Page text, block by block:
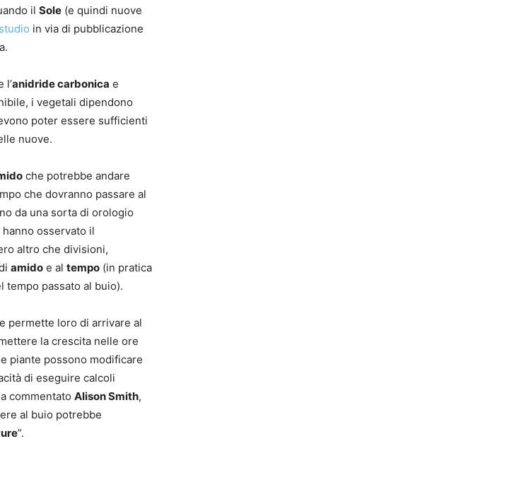
il Sole (e quindi nuove
studio in via di pubblicazione
l’anidride carbonica e
i vegetali dipendono
poter essere sufficienti
nuove.
che potrebbe andare
che dovranno passare al
da una sorta di orologio
osservato il
altro che divisioni,
amido e al tempo (in pratica
tempo passato al buio).
permette loro di arrivare al
la crescita nelle ore
piante possono modificare
di eseguire calcoli
commentato Alison Smith,
al buio potrebbe
”.